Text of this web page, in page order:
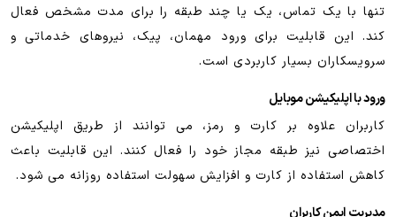
تنها با یک تماس، یک یا چند طبقه را برای مدت مشخص فعال
کند. این قابلیت برای ورود مهمان، پیک، نیروهای خدماتی و
سرویسکاران بسیار کاربردی است.
ورود با اپلیکیشن موبایل
کاربران علاوه بر کارت و رمز، می توانند از طریق اپلیکیشن
اختصاصی نیز طبقه مجاز خود را فعال کنند. این قابلیت باعث
کاهش استفاده از کارت و افزایش سهولت استفاده روزانه می شود.
مدیریت ایمن کاربران